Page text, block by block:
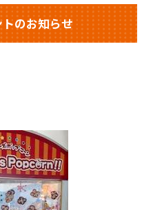
のお知らせ